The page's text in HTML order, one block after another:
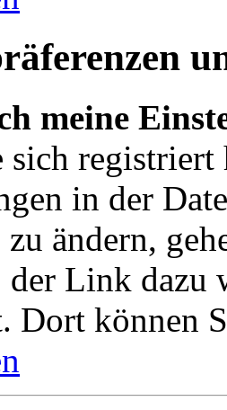
meine
sich
in der
ändern,
der Link dazu
Dort können